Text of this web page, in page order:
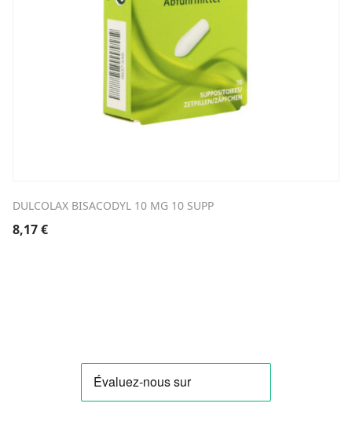
DULCOLAX BISACODYL 10 MG 10 SUPP
8,17€